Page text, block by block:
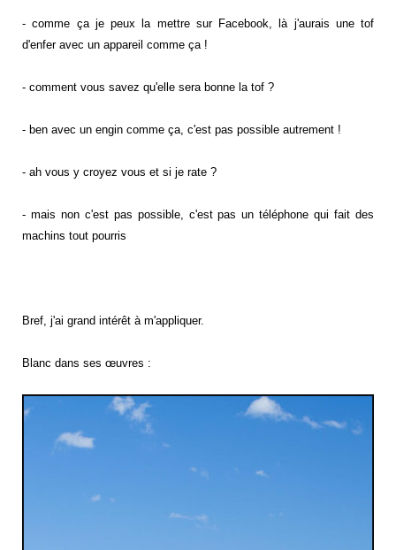
- comme ça je peux la mettre sur Facebook , là j'aurais une tof
d'enfer avec un appareil comme ça !
- comment vous savez qu'elle sera bonne la tof ?
- ben avec un engin comme ça, c'est pas possible autrement !
- ah vous y croyez vous et si je rate ?
- mais non c'est pas possible, c'est pas un téléphone qui fait des
machins tout pourris
Bref, j'ai grand intérêt à m'appliquer.
Blanc dans ses œuvres :